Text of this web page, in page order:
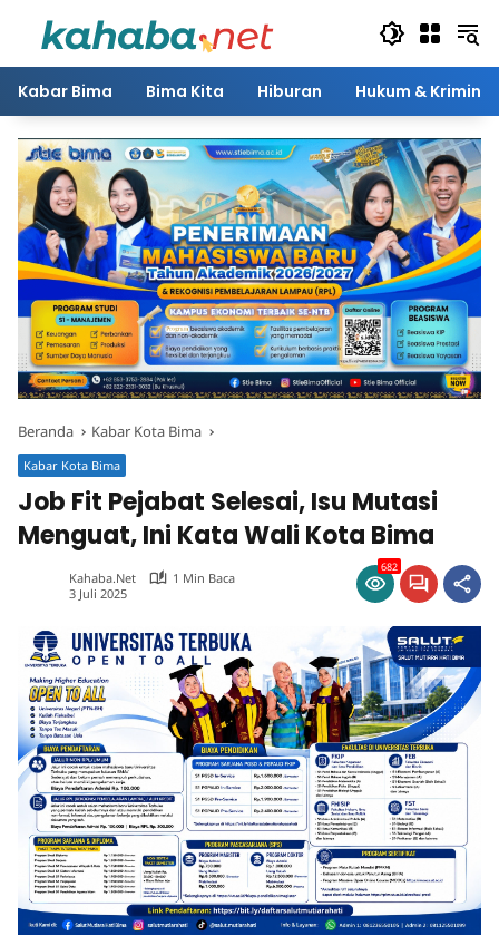
Kabar Bima Bima Kita Hiburan Hukum & Kriminal
Beranda Kabar Kota Bima
Kabar Kota Bima
Job Fit Pejabat Selesai, Isu Mutasi
Menguat, Ini Kata Wali Kota Bima
Kahaba.net
1 Min Baca
3 Juli 2025
682